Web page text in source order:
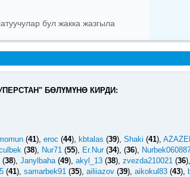
бул жакка жазгыла
БӨЛҮМҮНӨ КИРДИ:
(41), eroc (44), kbtalas (39), Shaki (41),
(38), Nur71 (55), Er.Nur(34), (36),
(38), Janylbaha(49), akyl_13 (38), zvezda210021 (36),
(41), samarbek91 (35), ailiiazov (39), aikokul83 (43),